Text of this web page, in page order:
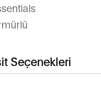
Seçenekleri